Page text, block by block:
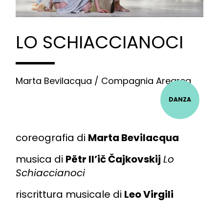
LO SCHIACCIANOCI
Marta Bevilacqua / Compagnia Arearea
DANZA
coreografia di Marta Bevilacqua
musica di Pëtr Il’ič Čajkovskij Lo
Schiaccianoci
riscrittura musicale di Leo Virgili